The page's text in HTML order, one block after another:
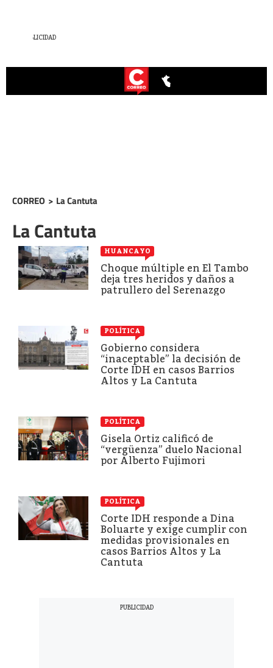
CORREO > La Cantuta
La Cantuta
HUANCAYO
Choque múltiple en El Tambo
deja tres heridos y daños a
patrullero del Serenazgo
POLÍTICA
Gobierno considera
“inaceptable” la decisión de
Corte IDH en casos Barrios
Altos y La Cantuta
POLÍTICA
Gisela Ortiz calificó de
“vergüenza” duelo Nacional
por Alberto Fujimori
POLÍTICA
Corte IDH responde a Dina
Boluarte y exige cumplir con
medidas provisionales en
casos Barrios Altos y La
Cantuta